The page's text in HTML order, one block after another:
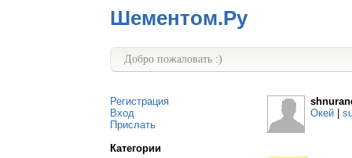
Шементом.Ру
Добро пожаловать :)
Регистрация
Вход
Прислать
Категории
Окей